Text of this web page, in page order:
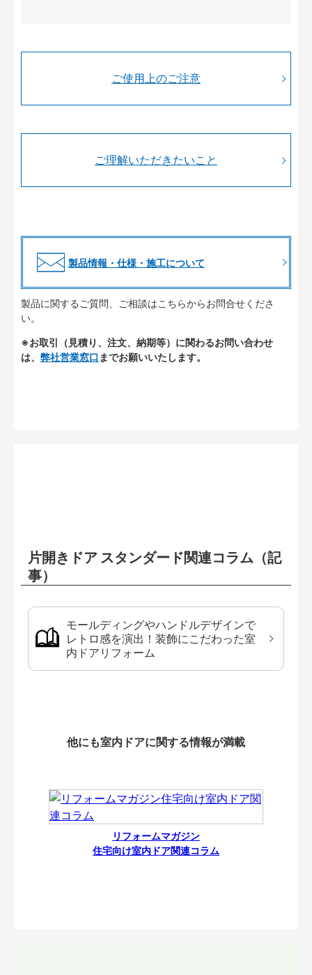
ご使用上のご注意
ご理解いただきたいこと
製品情報・仕様・施工について
製品に関するご質問、ご相談はこちらからお問合せくださ
い。
※お取引（見積り、注文、納期等）に関わるお問い合わせ
は、 弊社営業窓口 までお願いいたします。
片開きドア スタンダード関連コラム（記
事）
モールディングやハンドルデザインで
レトロ感を演出！装飾にこだわった室
内ドアリフォーム
他にも室内ドアに関する情報が満載
リフォームマガジン
住宅向け室内ドア関連コラム